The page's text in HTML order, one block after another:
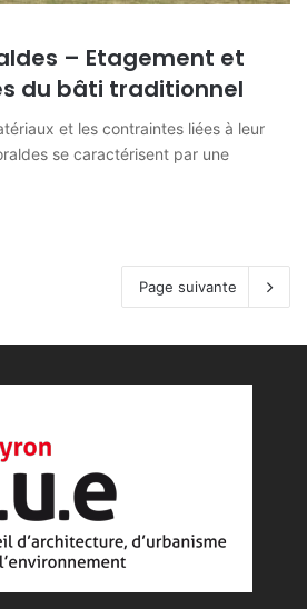
– Etagement et
du bâti traditionnel
et les contraintes liées à leur
se caractérisent par une
Page suivante